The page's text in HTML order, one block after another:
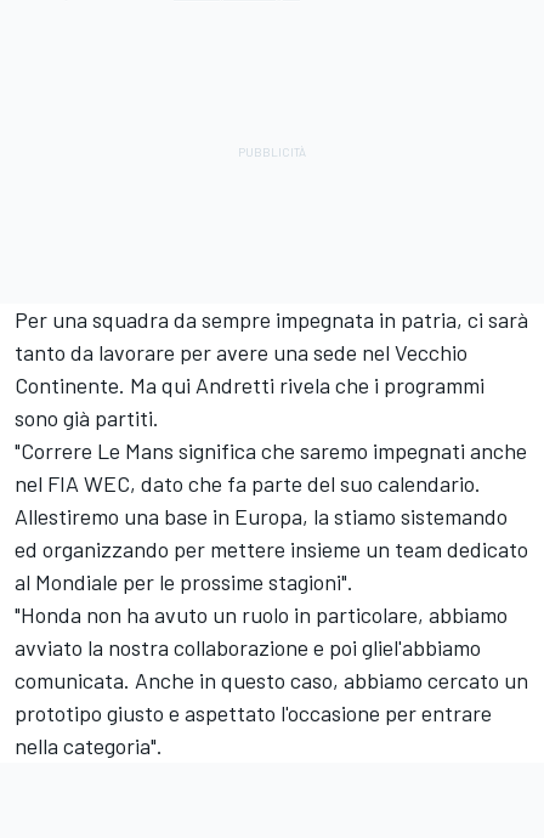
Per una squadra da sempre impegnata in patria, ci sarà
tanto da lavorare per avere una sede nel Vecchio
Continente. Ma qui Andretti rivela che i programmi
sono già partiti.
"Correre Le Mans significa che saremo impegnati anche
nel FIA WEC, dato che fa parte del suo calendario.
Allestiremo una base in Europa, la stiamo sistemando
ed organizzando per mettere insieme un team dedicato
al Mondiale per le prossime stagioni".
"Honda non ha avuto un ruolo in particolare, abbiamo
avviato la nostra collaborazione e poi gliel'abbiamo
comunicata. Anche in questo caso, abbiamo cercato un
prototipo giusto e aspettato l'occasione per entrare
nella categoria".